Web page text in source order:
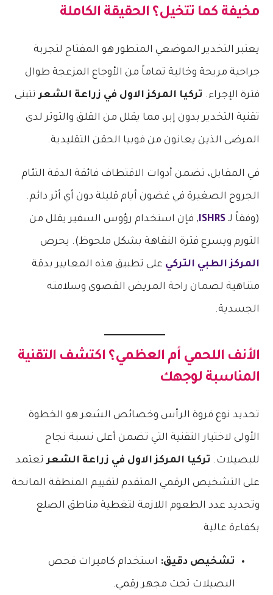
مخيفة كما تتخيل؟ الحقيقة الكاملة
يعتبر التخدير الموضعي المتطور هو المفتاح لتجربة
جراحية مريحة وخالية تماماً من الأوجاع المزعجة طوال
فترة الإجراء. تركيا المركز الاول في زراعة الشعرتتبنى
تقنية التخدير بدون إبر، مما يقلل من القلق والتوتر لدى
المرضى الذين يعانون من فوبيا الحقن التقليدية.
في المقابل، تضمن أدوات الاقتطاف فائقة الدقة التئام
الجروح الصغيرة في غضون أيام قليلة دون أي أثر دائم.
(وفقاً لـISHRS, فإن استخدام رؤوس السفير يقلل من
التورم ويسرع فترة النقاهة بشكل ملحوظ). يحرص
المركز الطبي التركي على تطبيق هذه المعايير بدقة
متناهية لضمان راحة المريض القصوى وسلامته
الجسدية.
الأنف اللحمي أم العظمي؟ اكتشف التقنية
المناسبة لوجهك
تحديد نوع فروة الرأس وخصائص الشعر هو الخطوة
الأولى لاختيار التقنية التي تضمن أعلى نسبة نجاح
للبصيلات. تركيا المركز الاول في زراعة الشعرتعتمد
على التشخيص الرقمي المتقدم لتقييم المنطقة المانحة
وتحديد عدد الطعوم اللازمة لتغطية مناطق الصلع
بكفاءة عالية.
تشخيص دقيق: استخدام كاميرات فحص
البصيلات تحت مجهر رقمي.